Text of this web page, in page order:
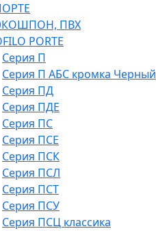
ПВХ
PORTE
Серия П
Серия П АБС кромка Черный
Серия ПД
Серия ПДЕ
Серия ПС
Серия ПСЕ
Серия ПСК
Серия ПСЛ
Серия ПСТ
Серия ПСУ
Серия ПСЦ классика